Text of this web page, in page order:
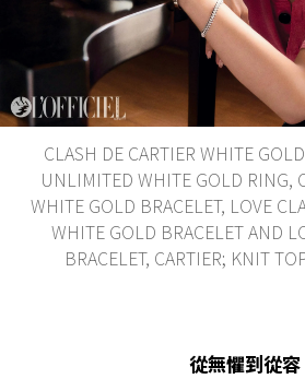
CLASH DE CARTIER WHITE
UNLIMITED WHITE GOLD RING,
WHITE GOLD BRACELET, LOVE
WHITE GOLD BRACELET AND
BRACELET, CARTIER; KNIT
從無懼到從容